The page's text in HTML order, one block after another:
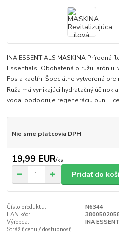
INA ESSENTIALS MASKINA Prírodná
Essentials. Obohatená o ružu,
Fos a kaolín. Špeciálne vytvorená
Ruža má vynikajúci hydratačný účinok
voda podporuje regeneráciu buni...
Nie sme platcovia DPH
19,99 EUR/ks
Pridať do
Číslo produktu:
N6344
EAN kód:
Výrobca:
INA
Strážiť cenu / dostupnosť